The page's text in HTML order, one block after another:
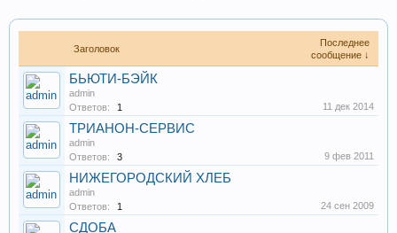
Заголовок
Последнее
сообщение ↓
БЬЮТИ-БЭЙК
admin
Ответов:
1 11 дек 2014
ТРИАНОН-СЕРВИС
admin
Ответов:
3 9 фев 2011
НИЖЕГОРОДСКИЙ ХЛЕБ
admin
Ответов:
1 24 сен 2009
СДОБА